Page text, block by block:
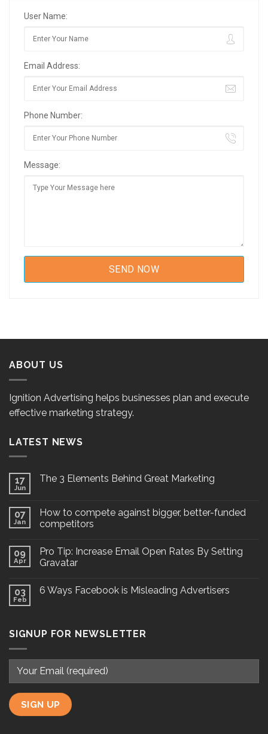
User Name:
Email Address:
Phone Number:
Message:
ABOUT US
Ignition Advertising helps businesses plan and execute
effective marketing strategy.
LATEST NEWS
17
Jun
The 3 Elements Behind Great Marketing
07
Jan
How to compete against bigger, better-funded
competitors
09
Apr
Pro Tip: Increase Email Open Rates By Setting
Gravatar
03
Feb
6 Ways Facebook is Misleading Advertisers
SIGNUP FOR NEWSLETTER